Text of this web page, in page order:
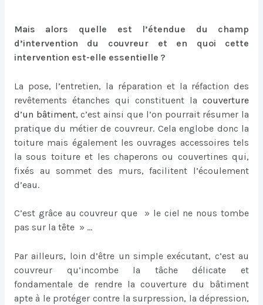
Mais alors quelle est l’étendue du champ
d’intervention du couvreur et en quoi cette
intervention est-elle essentielle ?
La pose, l’entretien, la réparation et la réfaction des
revêtements étanches qui constituent lacouverture
d’un bâtiment, c’est ainsi que l’on pourrait résumer la
pratique du métier de couvreur. Cela englobe donc la
toiture mais également les ouvrages accessoires tels
la sous toiture et les chaperons ou couvertines qui,
fixés au sommet des murs, facilitent l’écoulement
d’eau.
C’est grâce au couvreur que » le ciel ne nous tombe
pas sur la tête » …
Par ailleurs, loin d’être un simple exécutant, c’est au
couvreur qu’incombe la tâche délicate et
fondamentale de rendre la couverture du bâtiment
apte à le protéger contre la surpression, la dépression,